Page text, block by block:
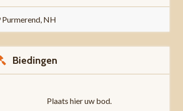
Purmerend, NH
Biedingen
Plaats hier uw bod.